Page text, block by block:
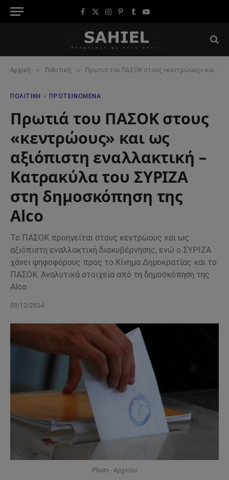
Facebook
X
Instagram
Pinterest
TumblrYouTube
Αρχική » Πολιτική » Πρωτιά του ΠΑΣΟΚ στους «κεντρώους» και ως αξιόπιστη εναλλακτική – Κατρακύλα του ΣΥΡΙΖΑ στη δημοσκόπηση της Alco
ΠΟΛΙΤΙΚΉ ΠΡΟΤΕΙΝΌΜΕΝΑ
Πρωτιά του ΠΑΣΟΚ στους
«κεντρώους» και ως
αξιόπιστη εναλλακτική –
Κατρακύλα του ΣΥΡΙΖΑ
στη δημοσκόπηση της
Alco
Το ΠΑΣΟΚ προηγείται στους κεντρώους και ως
αξιόπιστη εναλλακτική διακυβέρνησης, ενώ ο ΣΥΡΙΖΑ
χάνει ψηφοφόρους προς το Κίνημα Δημοκρατίας και το
ΠΑΣΟΚ. Αναλυτικά στοιχεία από τη δημοσκόπηση της
Alco.
09/12/2024
Photo - Αρχείου